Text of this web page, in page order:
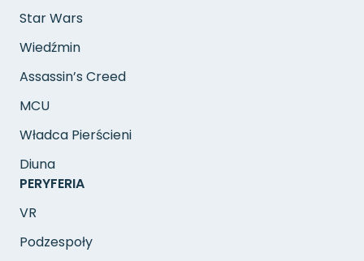
Star Wars
Wiedźmin
Assassin’s Creed
MCU
Władca Pierścieni
Diuna
PERYFERIA
VR
Podzespoły